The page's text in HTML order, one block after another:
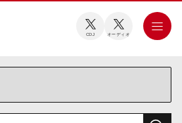
CDJ オーディオ